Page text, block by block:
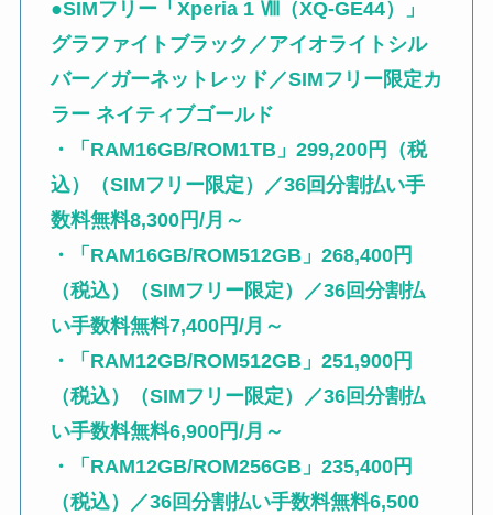
●SIMフリー「Xperia 1 Ⅷ（XQ-GE44）」
グラファイトブラック／アイオライトシル
バー／ガーネットレッド／SIMフリー限定カ
ラー ネイティブゴールド
・「RAM16GB/ROM1TB」299,200円（税
込）（SIMフリー限定）／36回分割払い手
数料無料8,300円/月～
・「RAM16GB/ROM512GB」268,400円
（税込）（SIMフリー限定）／36回分割払
い手数料無料7,400円/月～
・「RAM12GB/ROM512GB」251,900円
（税込）（SIMフリー限定）／36回分割払
い手数料無料6,900円/月～
・「RAM12GB/ROM256GB」235,400円
（税込）／36回分割払い手数料無料6,500